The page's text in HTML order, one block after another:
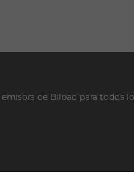
de Bilbao para todos